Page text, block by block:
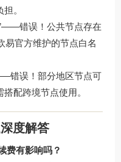
。
错误！公共节点存在
易官方维护的节点白名
错误！部分地区节点可
配跨境节点使用。
度解答
费有影响吗？